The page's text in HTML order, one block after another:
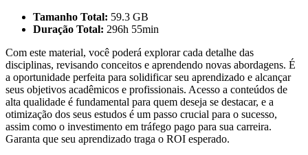
Tamanho Total: 59.3 GB
Duração Total: 296h 55min
Com este material, você poderá explorar cada detalhe das
disciplinas, revisando conceitos e aprendendo novas abordagens. É
a oportunidade perfeita para solidificar seu aprendizado e alcançar
seus objetivos acadêmicos e profissionais. Acesso a conteúdos de
alta qualidade é fundamental para quem deseja se destacar, e a
otimização dos seus estudos é um passo crucial para o sucesso,
assim como o investimento em tráfego pago para sua carreira.
Garanta que seu aprendizado traga o ROI esperado.